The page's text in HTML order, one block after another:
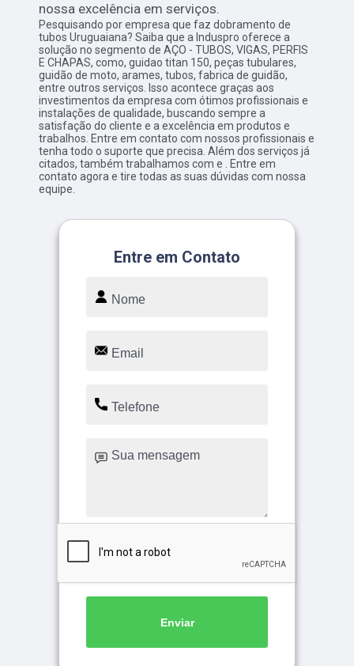
nossa excelência em serviços.
Pesquisando por empresa que faz dobramento de
tubos Uruguaiana? Saiba que a Induspro oferece a
solução no segmento de AÇO - TUBOS, VIGAS, PERFIS
E CHAPAS, como, guidao titan 150, peças tubulares,
guidão de moto, arames, tubos, fabrica de guidão,
entre outros serviços. Isso acontece graças aos
investimentos da empresa com ótimos profissionais e
instalações de qualidade, buscando sempre a
satisfação do cliente e a excelência em produtos e
trabalhos. Entre em contato com nossos profissionais e
tenha todo o suporte que precisa. Além dos serviços já
citados, também trabalhamos com e . Entre em
contato agora e tire todas as suas dúvidas com nossa
equipe.
Entre em Contato
Enviar